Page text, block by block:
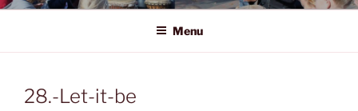
inhoud
Menu
28.-Let-it-be